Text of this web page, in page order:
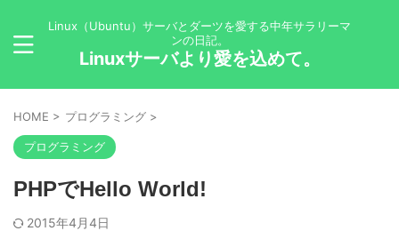
Linux（Ubuntu）サーバとダーツを愛する中年サラリーマ
ンの日記。
Linuxサーバより愛を込めて。
HOME > プログラミング >
プログラミング
PHPでHello World!
2015年4月4日